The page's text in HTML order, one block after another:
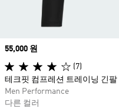
Price
55,000 원
(7)
테크핏 컴프레션 트레이닝 긴팔
Men Performance
다른 컬러